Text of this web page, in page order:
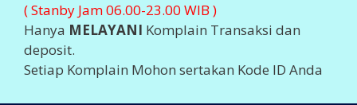
( Stanby Jam 06.00-23.00 WIB )
Hanya MELAYANI Komplain Transaksi dan
deposit.
Setiap Komplain Mohon sertakan Kode ID Anda